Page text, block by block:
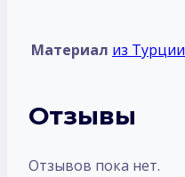
Материал из Турции
Отзывы
Отзывов пока нет.